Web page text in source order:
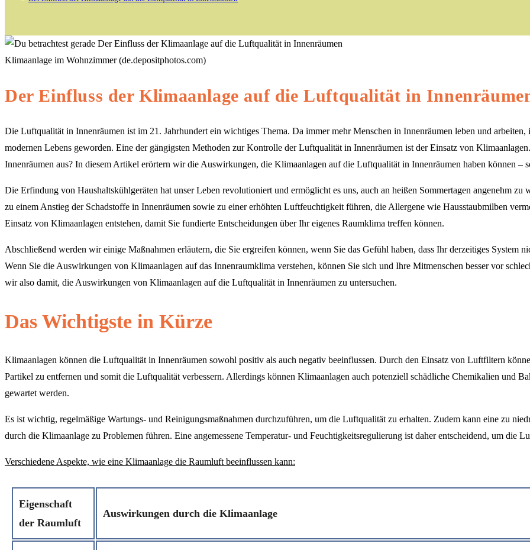
Klimaanlage im Wohnzimmer (de.depositphotos.com)
Der Einfluss der Klimaanlage auf die Luftqualität in
Die Luftqualität in Innenräumen ist im 21. Jahrhundert ein wichtiges Thema. Da immer mehr Menschen in Innenräumen leben und
modernen Lebens geworden. Eine der gängigsten Methoden zur Kontrolle der Luftqualität in Innenräumen ist der Einsatz von
Innenräumen aus? In diesem Artikel erörtern wir die Auswirkungen, die Klimaanlagen auf die Luftqualität in Innenräumen haben können –
Die Erfindung von Haushaltskühlgeräten hat unser Leben revolutioniert und ermöglicht es uns, auch an heißen Sommertagen angenehm
zu einem Anstieg der Schadstoffe in Innenräumen sowie zu einer erhöhten Luftfeuchtigkeit führen, die Allergene wie Hausstaubmilben
Einsatz von Klimaanlagen entstehen, damit Sie fundierte Entscheidungen über Ihr eigenes Raumklima treffen können.
Abschließend werden wir einige Maßnahmen erläutern, die Sie ergreifen können, wenn Sie das Gefühl haben, dass Ihr derzeitiges System
Wenn Sie die Auswirkungen von Klimaanlagen auf das Innenraumklima verstehen, können Sie sich und Ihre Mitmenschen besser vor
wir also damit, die Auswirkungen von Klimaanlagen auf die Luftqualität in Innenräumen zu untersuchen.
Das Wichtigste in Kürze
Klimaanlagen können die Luftqualität in Innenräumen sowohl positiv als auch negativ beeinflussen. Durch den Einsatz von Luftfiltern
Partikel zu entfernen und somit die Luftqualität verbessern. Allerdings können Klimaanlagen auch potenziell schädliche Chemikalien und
gewartet werden.
Es ist wichtig, regelmäßige Wartungs- und Reinigungsmaßnahmen durchzuführen, um die Luftqualität zu erhalten. Zudem kann eine zu
durch die Klimaanlage zu Problemen führen. Eine angemessene Temperatur- und Feuchtigkeitsregulierung ist daher entscheidend, um die
Verschiedene Aspekte, wie eine Klimaanlage die Raumluft beeinflussen kann:
Eigenschaft
der Raumluft
Auswirkungen durch die Klimaanlage